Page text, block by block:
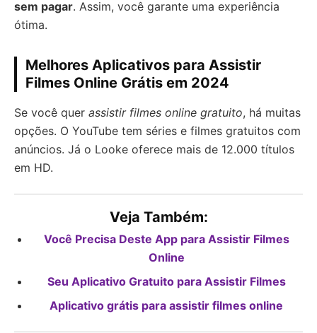
sem pagar. Assim, você garante uma experiência
ótima.
Melhores Aplicativos para Assistir
Filmes Online Grátis em 2024
Se você quer assistir filmes online gratuito, há muitas
opções. O YouTube tem séries e filmes gratuitos com
anúncios. Já o Looke oferece mais de 12.000 títulos
em HD.
Veja Também:
Você Precisa Deste App para Assistir Filmes
Online
Seu Aplicativo Gratuito para Assistir Filmes
Aplicativo grátis para assistir filmes online